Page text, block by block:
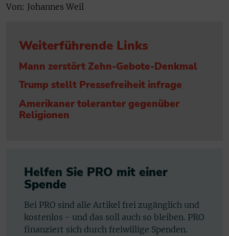
Von: Johannes Weil
Weiterführende Links
Mann zerstört Zehn-Gebote-Denkmal
Trump stellt Pressefreiheit infrage
Amerikaner toleranter gegenüber
Religionen
Helfen Sie PRO mit einer
Spende
Bei PRO sind alle Artikel frei zugänglich und
kostenlos - und das soll auch so bleiben. PRO
finanziert sich durch freiwillige Spenden.